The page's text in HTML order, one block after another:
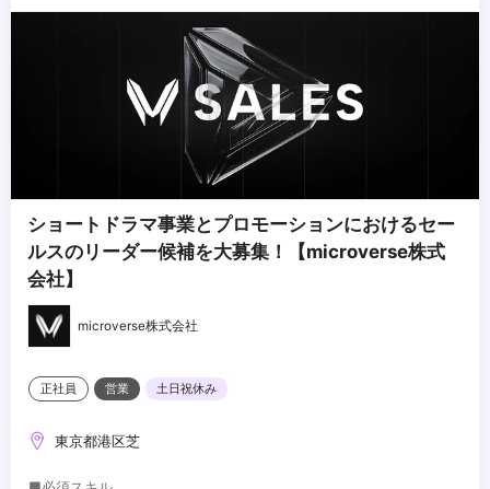
・他者へのリスペクトを持っている方
・ロマンとロジックを併せ持っている方
・プロ意識/遂行能力が高い方
・仮説をベースに思考し、未知の解決すべき問題を定義しながら解
・相手のことを思いやったコミュニケーション能力がある方
・事業全体を理解しようとする姿勢がある方
ショートドラマ事業とプロモーションにおけるセー
ルスのリーダー候補を大募集！【microverse株式
会社】
microverse株式会社
正社員 営業 土日祝休み
東京都港区芝